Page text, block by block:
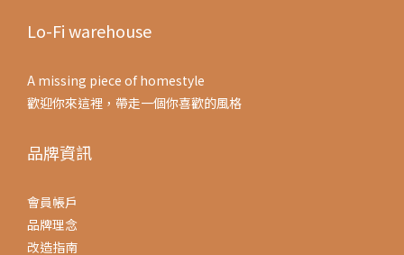
Lo-Fi warehouse
A missing piece of homestyle
歡迎你來這裡，帶走一個你喜歡的風格
品牌資訊
會員帳戶
品牌理念
改造指南